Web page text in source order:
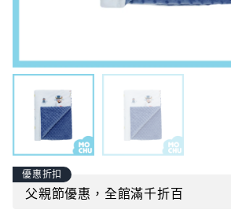
優惠折扣
父親節優惠，全館滿千折百